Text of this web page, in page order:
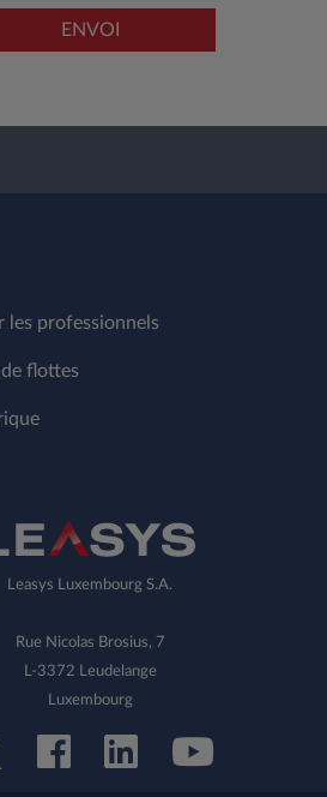
ENVOI
les professionnels
flottes
Leasys Luxembourg S.A.
Rue Nicolas Brosius, 7
L-3372 Leudelange
Luxembourg